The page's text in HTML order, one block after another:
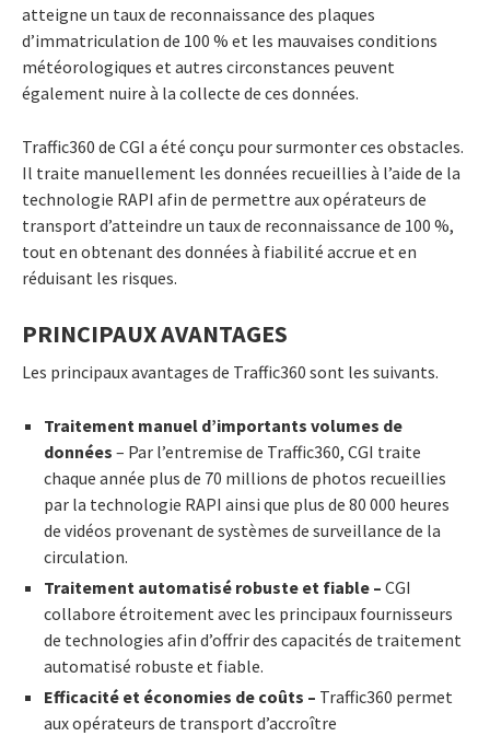
atteigne un taux de reconnaissance des plaques
d’immatriculation de 100 % et les mauvaises conditions
météorologiques et autres circonstances peuvent
également nuire à la collecte de ces données.
Traffic360 de CGI a été conçu pour surmonter ces obstacles.
Il traite manuellement les données recueillies à l’aide de la
technologie RAPI afin de permettre aux opérateurs de
transport d’atteindre un taux de reconnaissance de 100 %,
tout en obtenant des données à fiabilité accrue et en
réduisant les risques.
PRINCIPAUX AVANTAGES
Les principaux avantages de Traffic360 sont les suivants.
Traitement manuel d’importants volumes de
données – Par l’entremise de Traffic360, CGI traite
chaque année plus de 70 millions de photos recueillies
par la technologie RAPI ainsi que plus de 80 000 heures
de vidéos provenant de systèmes de surveillance de la
circulation.
Traitement automatisé robuste et fiable – CGI
collabore étroitement avec les principaux fournisseurs
de technologies afin d’offrir des capacités de traitement
automatisé robuste et fiable.
Efficacité et économies de coûts – Traffic360 permet
aux opérateurs de transport d’accroître